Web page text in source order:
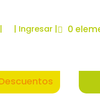
| Ingresar | 0